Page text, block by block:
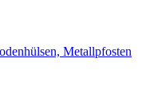
Metallpfosten